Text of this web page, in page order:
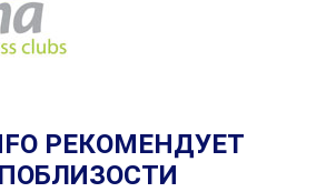
РЕКОМЕНДУЕТ
ПОБЛИЗОСТИ